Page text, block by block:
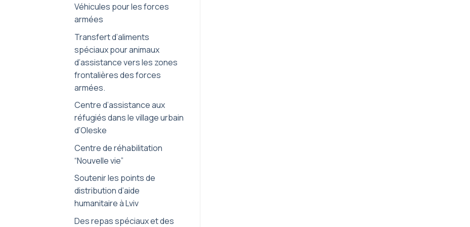
Véhicules pour les forces
armées
Transfert d’aliments
spéciaux pour animaux
d’assistance vers les zones
frontalières des forces
armées.
Centre d’assistance aux
réfugiés dans le village urbain
d’Oleske
Centre de réhabilitation
“Nouvelle vie”
Soutenir les points de
distribution d’aide
humanitaire à Lviv
Des repas spéciaux et des